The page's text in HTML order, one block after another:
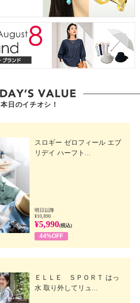
本日のイチオシ！
スロギー ゼロフィール エブ
リデイ ハーフト...
明日以降
¥10,890
¥5,990(税込)
44%OFF
ＥＬＬＥ ＳＰＯＲＴ はっ
水 取り外してリュ...